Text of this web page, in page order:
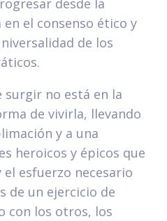
el consenso ético y
de los
surgir no está en la
de vivirla, llevando
y a una
heroicos y épicos que
esfuerzo necesario
de un ejercicio de
con los otros, los